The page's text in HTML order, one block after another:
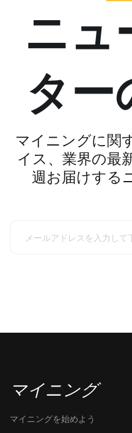
ニュ
ター
マイニングに関
イス、業界の最
週お届けする
マイニング
マイニングを始めよう